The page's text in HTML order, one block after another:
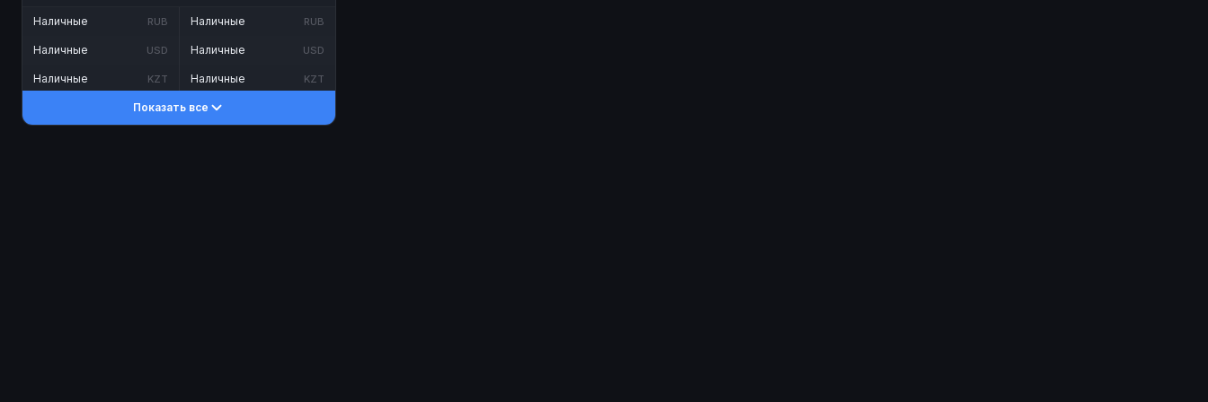
Наличные RUB
Наличные USD
Наличные KZT
Наличные RUB
Наличные USD
Наличные KZT
Показать все